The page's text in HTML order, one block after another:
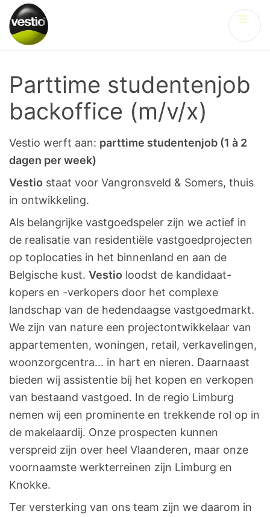
Parttime studentenjob
backoffice (m/v/x)
Vestio werft aan: parttime studentenjob (1 à 2
dagen per week)
Vestio staat voor Vangronsveld & Somers, thuis
in ontwikkeling.
Als belangrijke vastgoedspeler zijn we actief in
de realisatie van residentiële vastgoedprojecten
op toplocaties in het binnenland en aan de
Belgische kust. Vestio loodst de kandidaat-
kopers en -verkopers door het complexe
landschap van de hedendaagse vastgoedmarkt.
We zijn van nature een projectontwikkelaar van
appartementen, woningen, retail, verkavelingen,
woonzorgcentra… in hart en nieren. Daarnaast
bieden wij assistentie bij het kopen en verkopen
van bestaand vastgoed. In de regio Limburg
nemen wij een prominente en trekkende rol op in
de makelaardij. Onze prospecten kunnen
verspreid zijn over heel Vlaanderen, maar onze
voornaamste werkterreinen zijn Limburg en
Knokke.
Ter versterking van ons team zijn we daarom in